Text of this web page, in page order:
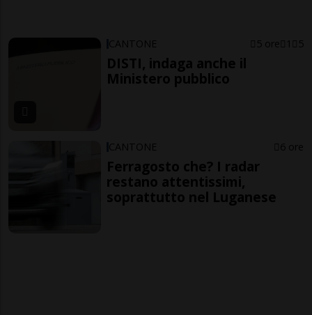
CANTONE 5 ore 1 5
DISTI, indaga anche il
Ministero pubblico
CANTONE 6 ore
Ferragosto che? I radar
restano attentissimi,
soprattutto nel Luganese